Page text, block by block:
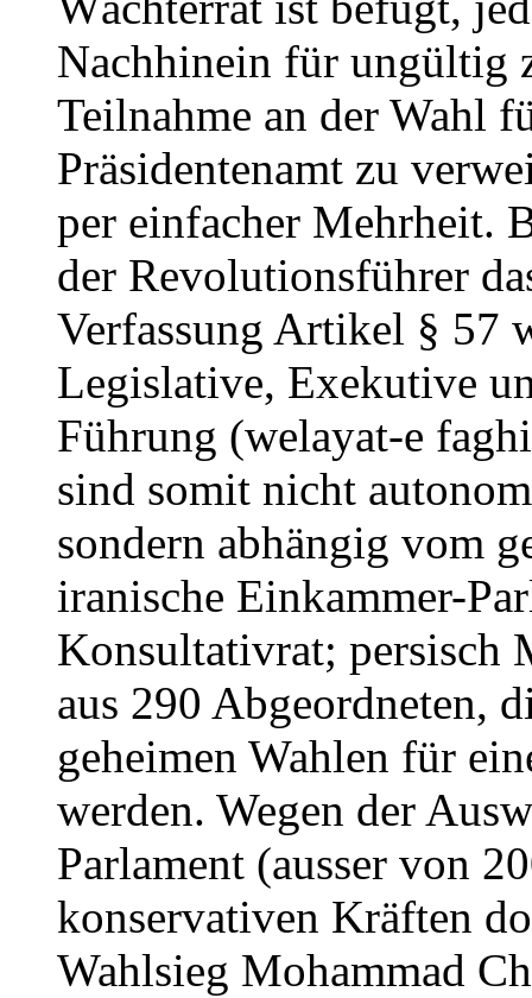
Nachhinein für ungültig
Teilnahme an der Wahl
Präsidentenamt zu
per einfacher Mehrheit.
der Revolutionsführer
Verfassung Artikel § 57
Legislative, Exekutive
Führung (welayat-e
sind somit nicht
sondern abhängig vom
iranische Einkammer-
Konsultativrat; persisch
aus 290 Abgeordneten,
geheimen Wahlen für
werden. Wegen der
Parlament (ausser von
konservativen Kräften
Wahlsieg Mohammad